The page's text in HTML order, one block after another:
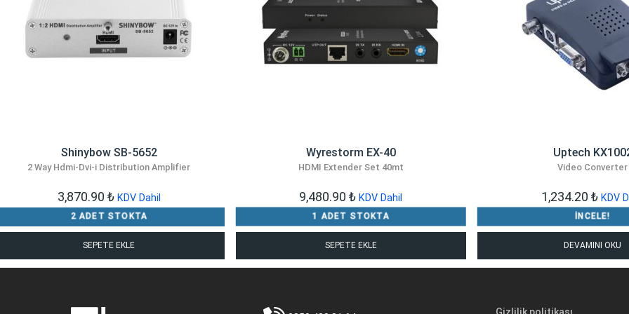
Shinybow SB-5652
2 Way Hdmi-Dvi-i Distribution Amplifier
3,870.90 ₺ KDV Dahil
2 ADET STOKTA
SEPETE EKLE
Wyrestorm EX-40
HDMI Extender Set 40mt
9,480.90₺ KDV Dahil
1 ADET STOKTA
SEPETE EKLE
Uptech
Video Converter
1,234.20 ₺ KDV
İNCELE!
DEVAMINI OKU